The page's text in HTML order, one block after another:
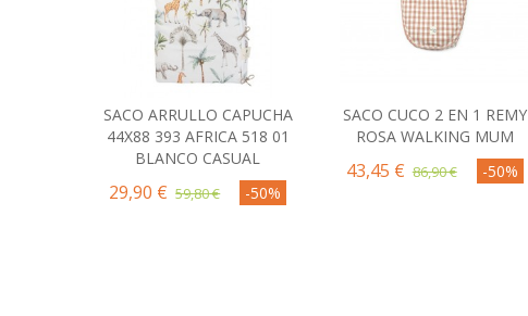
Comprar
SACO ARRULLO CAPUCHA
44X88 393 AFRICA 518 01
BLANCO CASUAL
29,90 € 59,80 € -50%
Comprar
SACO CUCO 2 EN 1 REMY
ROSA WALKING MUM
43,45 € 86,90 € -50%